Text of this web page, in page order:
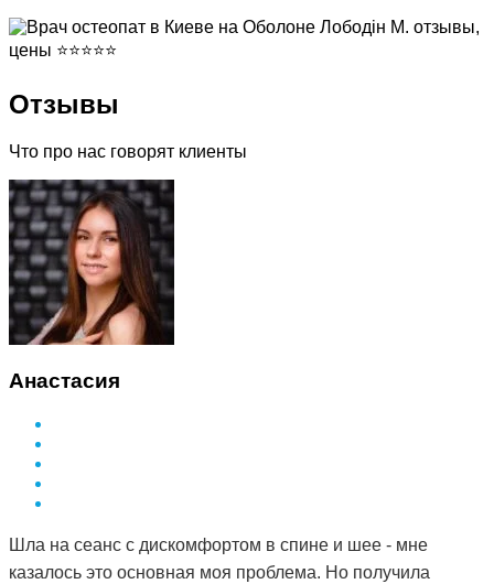
Отзывы
Что про нас говорят клиенты
Анастасия
Шла на сеанс с дискомфортом в спине и шее - мне
казалось это основная моя проблема. Но получила